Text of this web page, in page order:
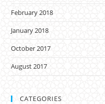
February 2018
January 2018
October 2017
August 2017
CATEGORIES